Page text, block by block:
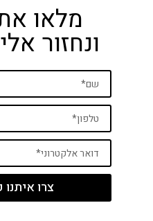
מלאו
ונחזור
צרו